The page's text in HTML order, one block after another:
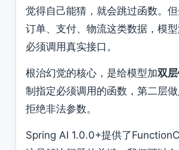
觉得自己能猜，就会跳过函数。但
订单、支付、物流这类数据，模型
必须调用真实接口。
根治幻觉的核心，是给模型加双
制指定必须调用的函数，第二层做
拒绝非法参数。
Spring AI 1.0.0+提供了